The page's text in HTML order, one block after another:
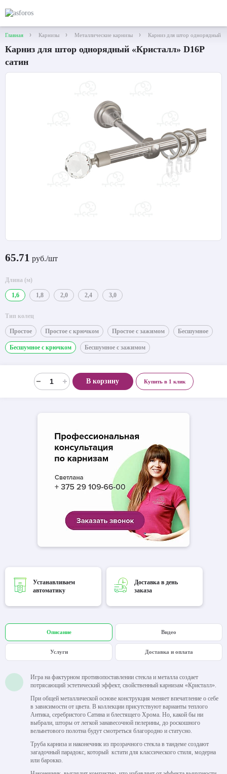
Главная Карнизы Металлические карнизы Карниз для штор однорядный
Карниз для штор однорядный «Кристалл» D16Р
сатин
65.71 руб./шт
Длина (м)
1,6 1,8 2,0 2,4 3,0
Тип колец
Простое Простое с крючком Простое с зажимом Бесшумное
Бесшумное с крючком Бесшумное с зажимом
В корзину Купить в 1 клик
Устанавливаем
автоматику
Доставка в день
заказа
Описание Видео
Услуги Доставка и оплата
Игра на фактурном противопоставлении стекла и металла создает
потрясающий эстетический эффект, свойственный карнизам «Кристалл».
При общей металлической основе конструкция меняет впечатление о себе
в зависимости от цвета. В коллекции присутствуют варианты теплого
Антика, серебристого Сатина и блестящего Хрома. Но, какой бы ни
выбрали, шторы от легкой занавесочной пелерины, до роскошного
вельветового полотна будут смотреться благородно и статусно.
Труба карниза и наконечник из прозрачного стекла в тандеме создают
загадочный парадокс, который кстати для классического стиля, модерна
или барокко.